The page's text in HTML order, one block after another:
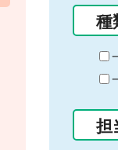
種
担